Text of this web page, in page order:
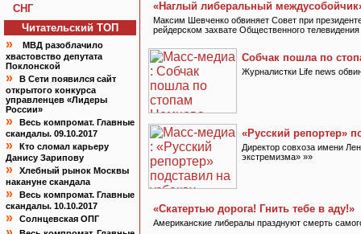
СНГ
Читательский TOП
»
МВД разоблачило
хвастовство депутата
Поклонской
»
В Сети появился сайт
открытого конкурса
управленцев «Лидеры
России»
»
Весь компромат. Главные
скандалы. 09.10.2017
»
Кто сломал карьеру
Данису Зарипову
»
Хлебный рынок Москвы
накануне скандала
»
Весь компромат. Главные
скандалы. 10.10.2017
» Солнцевская ОПГ
«Наглый либеральный
Максим Шевченко обвиняет Совет при
рейдерском захвате Общественного телевидения
Собчак пошла по
Журналистки Life news
«Русский репортер»
Директор совхоза имени
экстремизма» »»
«Скатертью дорога! Гнить тебе в аду!»
Американские либералы празднуют смерть